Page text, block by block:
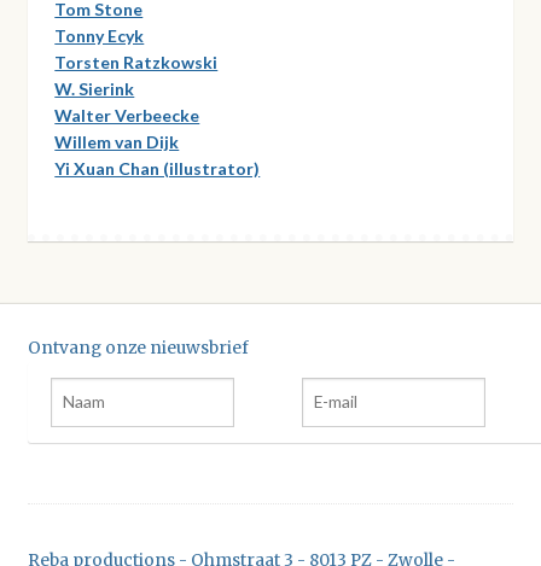
Tom Stone
Tonny Ecyk
Torsten Ratzkowski
W. Sierink
Walter Verbeecke
Willem van Dijk
Yi Xuan Chan (illustrator)
Ontvang onze nieuwsbrief
Reba productions - Ohmstraat 3 - 8013 PZ - Zwolle -